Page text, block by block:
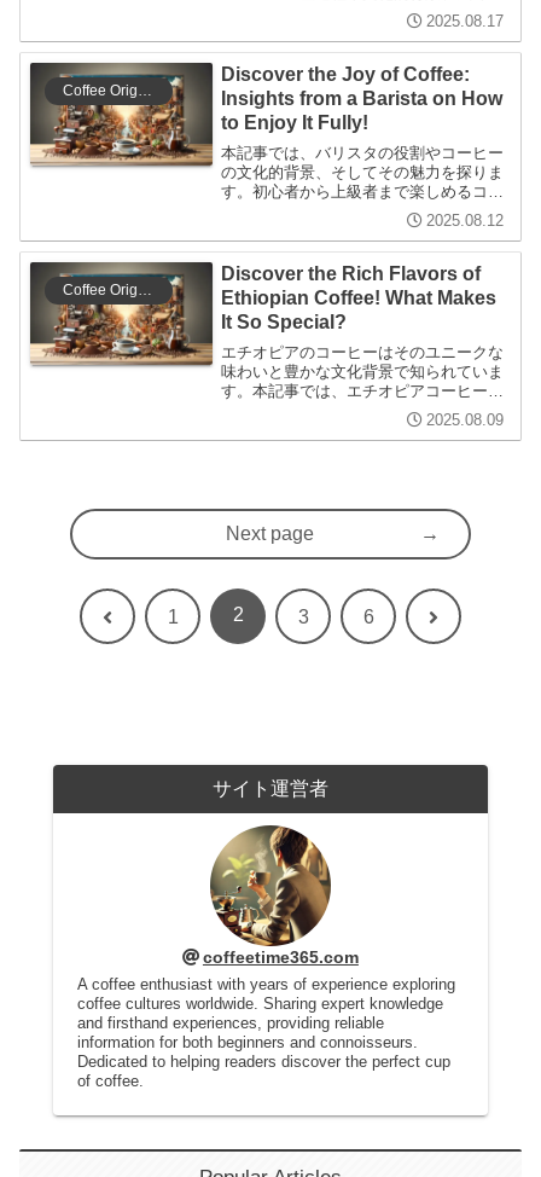
特徴など、初心者から上級者まで楽しめ
る情報を提供します。コーヒーの選び方
や楽しみ方も紹介し、より深くコーヒー
を味わうヒントが満載です。
2025.08.17
Coffee Origins
Discover the Joy of Coffee:
Insights from a Barista on How
to Enjoy It Fully!
本記事では、バリスタの役割やコーヒー
の文化的背景、そしてその魅力を探りま
す。初心者から上級者まで楽しめるコー
ヒーの世界を深く掘り下げ、選び方や淹
れ方、保存方法についても紹介。コーヒ
ーを通じて広がる文化の理解を深める内
容です。
2025.08.12
Coffee Origins
Discover the Rich Flavors of
Ethiopian Coffee! What Makes
It So Special?
エチオピアのコーヒーはそのユニークな
味わいと豊かな文化背景で知られていま
す。本記事では、エチオピアコーヒーの
特徴、焙煎方法、味わいの違い、そして
その背後にある哲学的な視点を探りま
2025.08.09
Next page
Previous1 2 3 6 Next
サイト運営者
coffeetime365.com
A coffee enthusiast with years of experience exploring
coffee cultures worldwide. Sharing expert knowledge
and firsthand experiences, providing reliable
information for both beginners and connoisseurs.
Dedicated to helping readers discover the perfect cup
of coffee.